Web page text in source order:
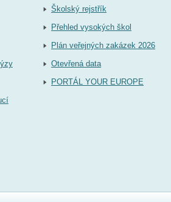
Školský rejstřík
Přehled vysokých škol
Plán veřejných zakázek 2026
Otevřená data
PORTÁL YOUR EUROPE